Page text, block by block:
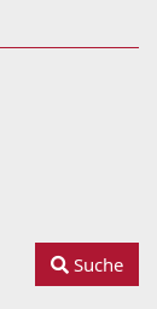
Suche